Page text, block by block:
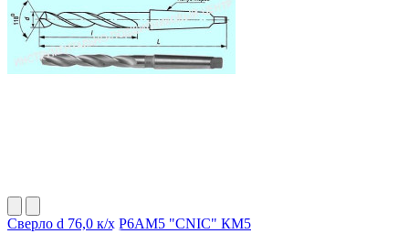
Сверло d 76,0 к/х Р6АМ5 "CNIC" КМ5